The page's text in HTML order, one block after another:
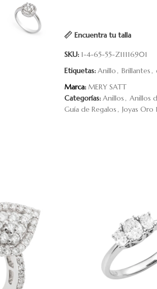
Encuentra tu talla
SKU: 1-4-65-55-Z11116901
Categorías: Anillos, Anillos
Guía de Regalos, Joyas Oro
Etiquetas: Anillo, Brillantes,
Marca: MERY SATT